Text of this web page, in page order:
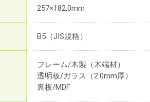
257×182.0mm
B5（JIS規格）
フレーム/木製（木端材）
透明板/ガラス（2.0mm厚）
裏板/MDF